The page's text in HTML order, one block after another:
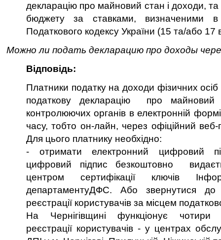
декларацію про майновий стан і доходи,
бюджету за ставками,
Податкового кодексу України (15 та/або 17
Можно ли подать декларацию про доходы
Відповідь:
Платники податку на доходи фізичних
податкову декларацію про
контролюючих органів в електронній
часу, тобто он-лайн, через офіційний
Для цього платнику необхідно:
- отримати електронний цифровий
цифровий підпис безкоштовно
центром сертифікації ключів
департаментуДФС. Або звернутися до
реєстрації користувачів за місцем
На Чернігівщині функціонує чотири
реєстрації користувачів - у центрах